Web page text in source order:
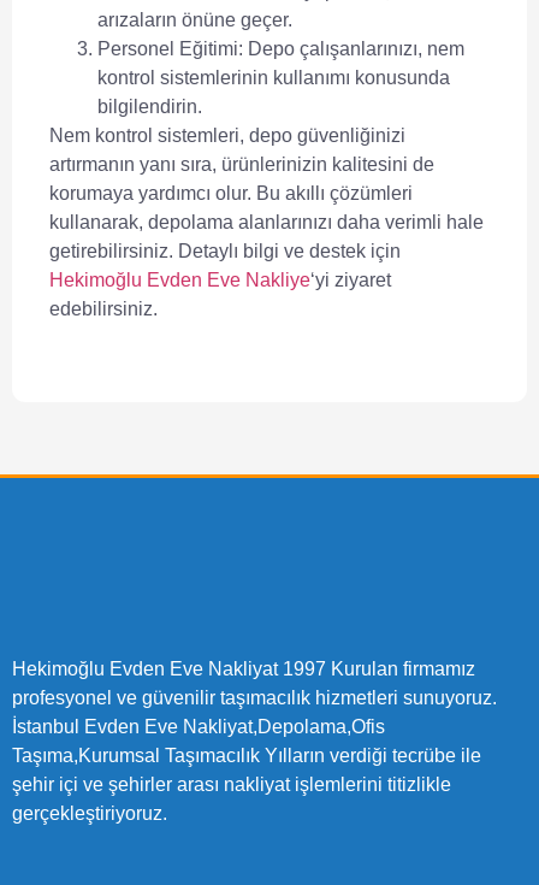
arızaların önüne geçer.
Personel Eğitimi: Depo çalışanlarınızı, nem
kontrol sistemlerinin kullanımı konusunda
bilgilendirin.
Nem kontrol sistemleri, depo güvenliğinizi
artırmanın yanı sıra, ürünlerinizin kalitesini de
korumaya yardımcı olur. Bu akıllı çözümleri
kullanarak, depolama alanlarınızı daha verimli hale
getirebilirsiniz. Detaylı bilgi ve destek için
Hekimoğlu Evden Eve Nakliye‘yi ziyaret
edebilirsiniz.
Hekimoğlu Evden Eve Nakliyat 1997 Kurulan firmamız
profesyonel ve güvenilir taşımacılık hizmetleri sunuyoruz.
İstanbul Evden Eve Nakliyat,Depolama,Ofis
Taşıma,Kurumsal Taşımacılık Yılların verdiği tecrübe ile
şehir içi ve şehirler arası nakliyat işlemlerini titizlikle
gerçekleştiriyoruz.